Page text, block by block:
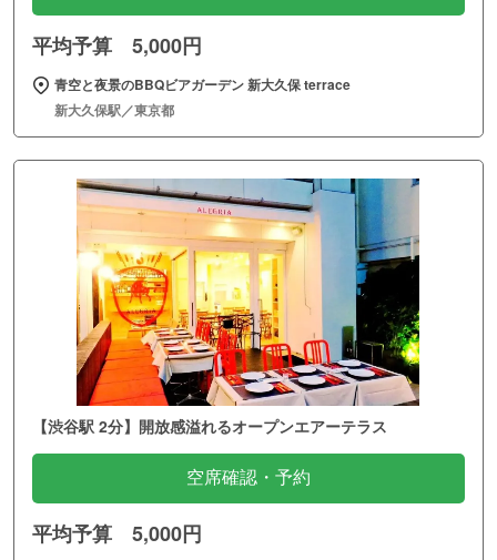
平均予算 5,000円
青空と夜景のBBQビアガーデン 新大久保 terrace
新大久保駅／東京都
【渋谷駅 2分】開放感溢れるオープンエアーテラス
空席確認・予約
平均予算 5,000円